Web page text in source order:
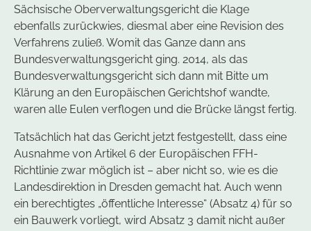
Sächsische Oberverwaltungsgericht die Klage
ebenfalls zurückwies, diesmal aber eine Revision des
Verfahrens zuließ. Womit das Ganze dann ans
Bundesverwaltungsgericht ging. 2014, als das
Bundesverwaltungsgericht sich dann mit Bitte um
Klärung an den Europäischen Gerichtshof wandte,
waren alle Eulen verflogen und die Brücke längst fertig.
Tatsächlich hat das Gericht jetzt festgestellt, dass eine
Ausnahme von Artikel 6 der Europäischen FFH-
Richtlinie zwar möglich ist – aber nicht so, wie es die
Landesdirektion in Dresden gemacht hat. Auch wenn
ein berechtigtes „öffentliche Interesse“ (Absatz 4) für so
ein Bauwerk vorliegt, wird Absatz 3 damit nicht außer